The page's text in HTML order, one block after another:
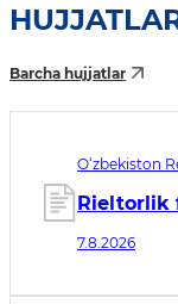
Barcha hujjatlar
O‘zbekiston
Rieltorlik
7.8.2026